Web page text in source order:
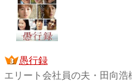
愚行録
エリート会社員の夫・田向